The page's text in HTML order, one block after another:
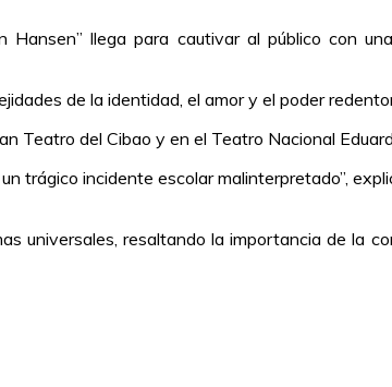
Hansen” llega para cautivar al público con
de la identidad, el amor y el poder
Teatro del Cibao y en el Teatro Nacional
trágico incidente escolar malinterpretado”,
universales, resaltando la importancia de la